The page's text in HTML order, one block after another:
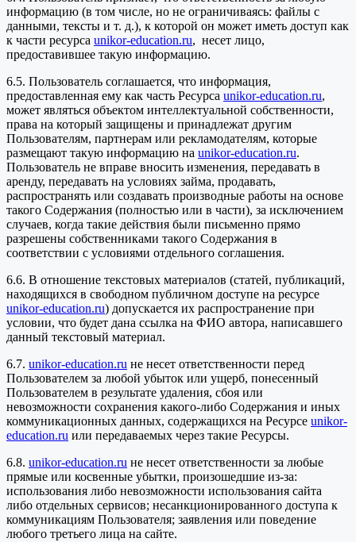
информацию (в том числе, но не ограничиваясь: файлы с
данными, тексты и т. д.), к которой он может иметь доступ как
к части ресурса unikor-education.ru, несет лицо,
предоставившее такую информацию.
6.5. Пользователь соглашается, что информация,
предоставленная ему как часть Ресурса unikor-education.ru,
может являться объектом интеллектуальной собственности,
права на который защищены и принадлежат другим
Пользователям, партнерам или рекламодателям, которые
размещают такую информацию на unikor-education.ru.
Пользователь не вправе вносить изменения, передавать в
аренду, передавать на условиях займа, продавать,
распространять или создавать производные работы на основе
такого Содержания (полностью или в части), за исключением
случаев, когда такие действия были письменно прямо
разрешены собственниками такого Содержания в
соответствии с условиями отдельного соглашения.
6.6. В отношение текстовых материалов (статей, публикаций,
находящихся в свободном публичном доступе на ресурсе
unikor-education.ru) допускается их распространение при
условии, что будет дана ссылка на ФИО автора, написавшего
данный текстовый материал.
6.7. unikor-education.ru не несет ответственности перед
Пользователем за любой убыток или ущерб, понесенный
Пользователем в результате удаления, сбоя или
невозможности сохранения какого-либо Содержания и иных
коммуникационных данных, содержащихся на Ресурсе unikor-
education.ru или передаваемых через такие Ресурсы.
6.8. unikor-education.ru не несет ответственности за любые
прямые или косвенные убытки, произошедшие из-за:
использования либо невозможности использования сайта
либо отдельных сервисов; несанкционированного доступа к
коммуникациям Пользователя; заявления или поведение
любого третьего лица на сайте.